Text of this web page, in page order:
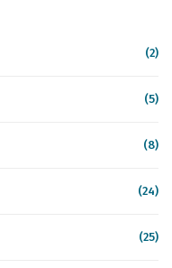
(2)
(5)
(8)
(24)
(25)